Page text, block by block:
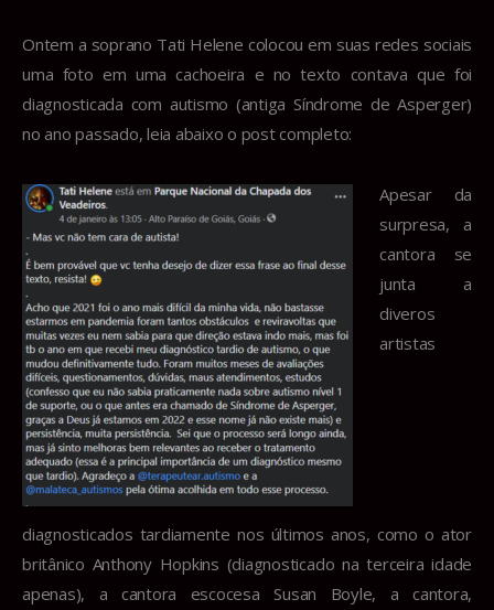
Ontem a soprano Tati Helene colocou em suas redes sociais
uma foto em uma cachoeira e no texto contava que foi
diagnosticada com autismo (antiga Síndrome de Asperger)
no ano passado, leia abaixo o post completo:
Apesar da
surpresa, a
cantora se
junta a
diveros
artistas
diagnosticados tardiamente nos últimos anos, como o ator
britânico Anthony Hopkins (diagnosticado na terceira idade
apenas), a cantora escocesa Susan Boyle, a cantora,